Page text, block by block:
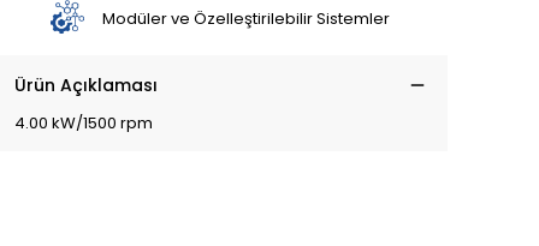
Modüler ve Özelleştirilebilir Sistemler
Ürün Açıklaması
4.00 kW/1500 rpm